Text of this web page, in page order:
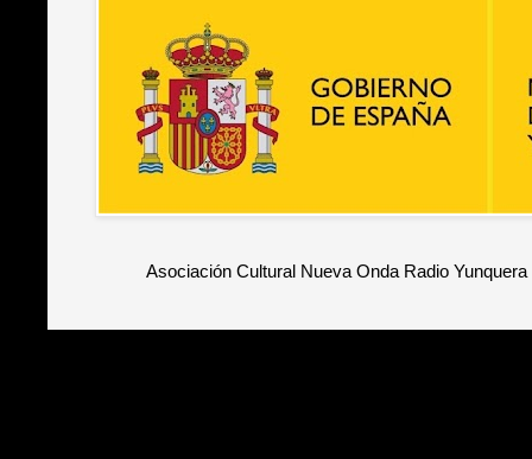
Asociación Cultural Nueva Onda Radio